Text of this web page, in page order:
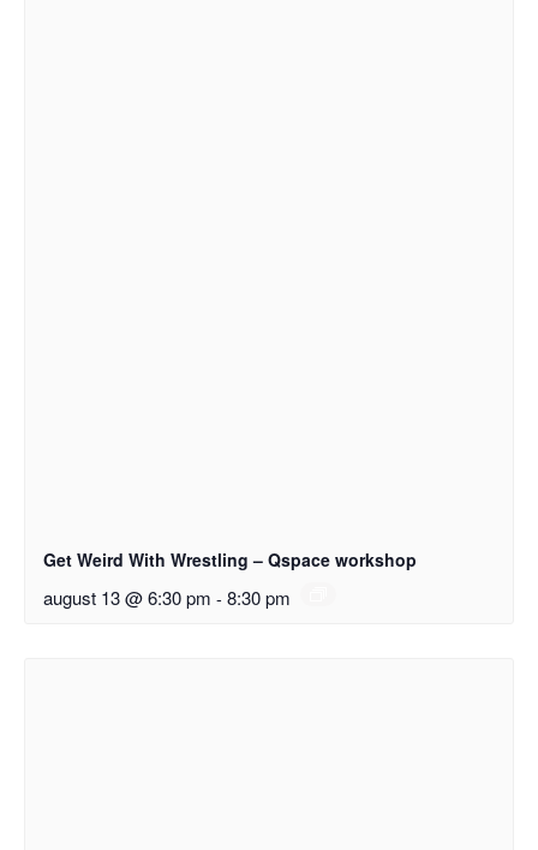
Get Weird With Wrestling – Qspace workshop
august 13 @ 6:30 pm - 8:30 pm